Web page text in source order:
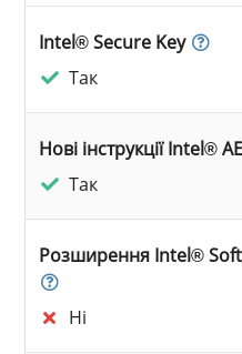
Intel® Secure Key
Так
Нові інструкції Intel®
Так
Розширення Intel®
Ні